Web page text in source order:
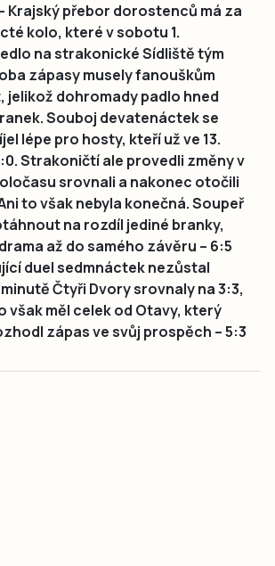
– Krajský přebor dorostenců má za
kolo, které v sobotu 1.
na strakonické Sídliště tým
zápasy musely fanouškům
jelikož dohromady padlo hned
Souboj devatenáctek se
lépe pro hosty, kteří už ve 13.
Strakoničtí ale provedli změny v
srovnali a nakonec otočili
to však nebyla konečná. Soupeř
na rozdíl jediné branky,
až do samého závěru – 6:5
duel sedmnáctek nezůstal
Čtyři Dvory srovnaly na 3:3,
však měl celek od Otavy, který
zápas ve svůj prospěch – 5:3